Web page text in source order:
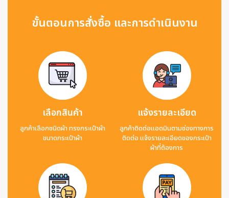
ขั้นตอนการสั่งซื้อ และการดำเนินงาน
เลือกสินค้า
ลูกค้าเลือกชนิดผ้า ทรงกระเป๋าผ้า
ขนาดกระเป๋าผ้า
แจ้งรายละเอียด
ลูกค้าติดต่อแอดมินตามช่องทางการ
ติดต่อ แจ้งรายละเอียดของกระเป๋า
ผ้าที่ต้องการ